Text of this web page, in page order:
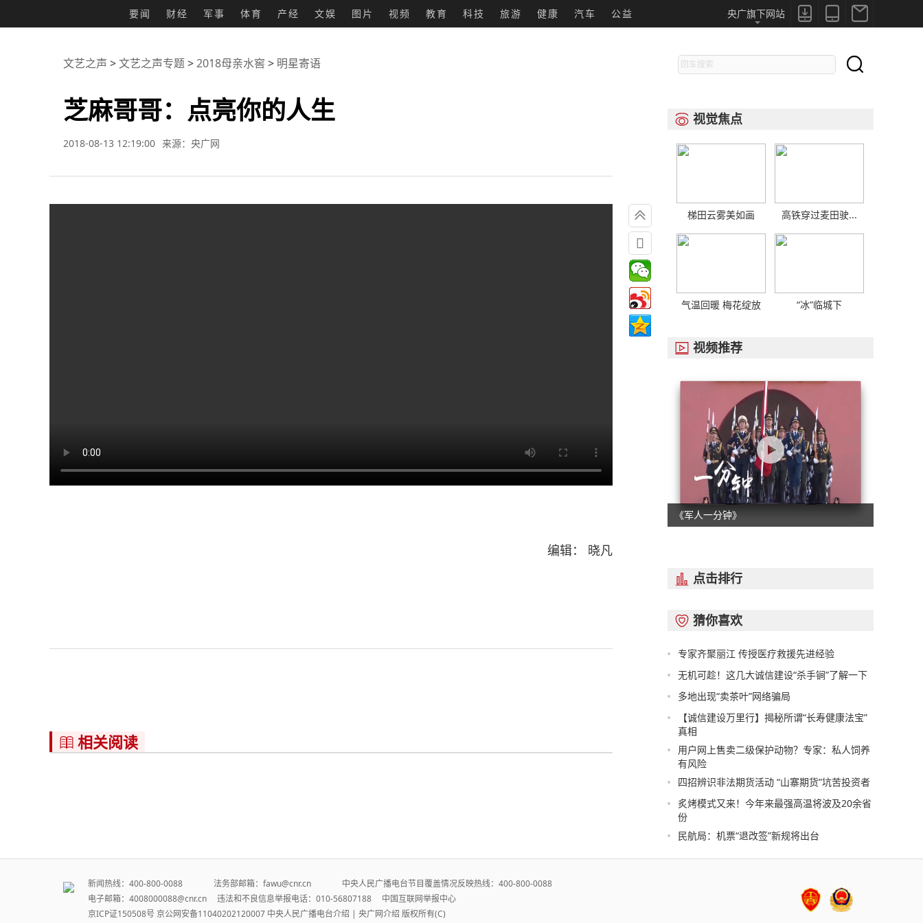
要闻 财经 军事 体育 产经 文娱 图片 视频 教育 科技 旅游 健康 汽车 公益 


央广旗下网站
文艺之声 >文艺之声专题>2018母亲水窖 > 明星寄语
芝麻哥哥：点亮你的人生
2018-08-13 12:19:00 来源：央广网
编辑： 晓凡


 相关阅读

 视觉焦点
梯田云雾美如画 高铁穿过麦田驶...
气温回暖 梅花绽放 “冰”临城下
 视频推荐
《军人一分钟》
 点击排行
 猜你喜欢
专家齐聚丽江 传授医疗救援先进经验
无机可趁！这几大诚信建设“杀手锏”了解一下
多地出现“卖茶叶”网络骗局
【诚信建设万里行】揭秘所谓“长寿健康法宝”
真相
用户网上售卖二级保护动物？专家：私人饲养
有风险
四招辨识非法期货活动 “山寨期货”坑苦投资者
炙烤模式又来！今年来最强高温将波及20余省
份
民航局：机票“退改签”新规将出台
新闻热线：400-800-0088 法务部邮箱：fawu@cnr.cn 中央人民广播电台节目覆盖情况反映热线：400-800-0088
电子邮箱：4008000088@cnr.cn 违法和不良信息举报电话：010-56807188 中国互联网举报中心
京ICP证150508号 京公网安备11040202120007 中央人民广播电台介绍 | 央广网介绍 版权所有(C)